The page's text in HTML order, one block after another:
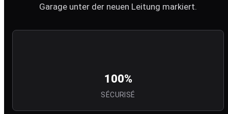
Garage unter der neuen Leitung markiert.
100%
SÉCURISÉ